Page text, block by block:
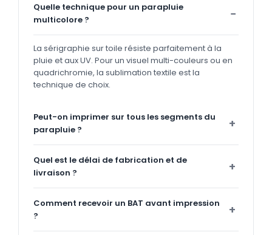
Quelle technique pour un parapluie
multicolore ?
La sérigraphie sur toile résiste parfaitement à la
pluie et aux UV. Pour un visuel multi-couleurs ou en
quadrichromie, la sublimation textile est la
technique de choix.
Peut-on imprimer sur tous les segments du
parapluie ?
Quel est le délai de fabrication et de
livraison ?
Comment recevoir un BAT avant impression
?